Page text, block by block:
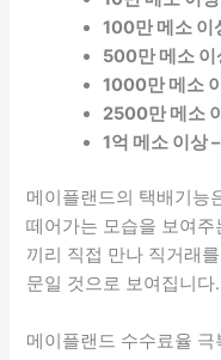
100만 메소 이
500만 메소 이
1000만 메소
2500만 메소
1억 메소 이상
메이플랜드의 택배기능
떼어가는 모습을 보여
끼리 직접 만나 직거래
문일 것으로 보여집니다.
메이플랜드 수수료율 극